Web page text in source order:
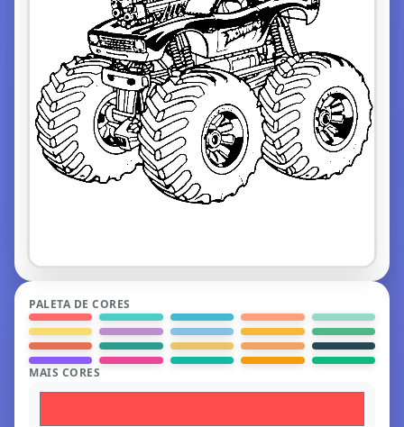
PALETA DE CORES
MAIS CORES